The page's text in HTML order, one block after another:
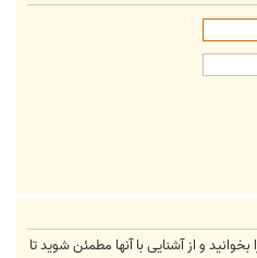
و از آشنایی با آنها مطمئن شوید تا